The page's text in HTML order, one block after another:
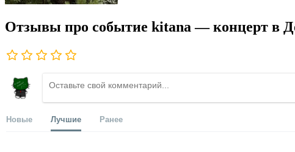
Отзывы про событие kitana — концерт в
Новые Лучшие Ранее